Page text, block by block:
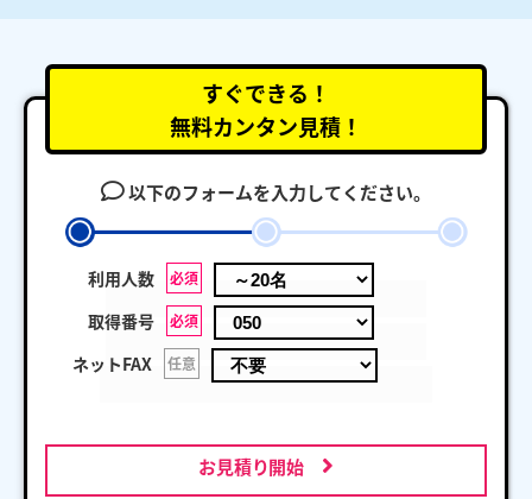
すぐできる！
無料カンタン見積！
以下のフォームを入力してください。
利用人数 必須
取得番号 必須
ネットFAX 任意
お見積り開始